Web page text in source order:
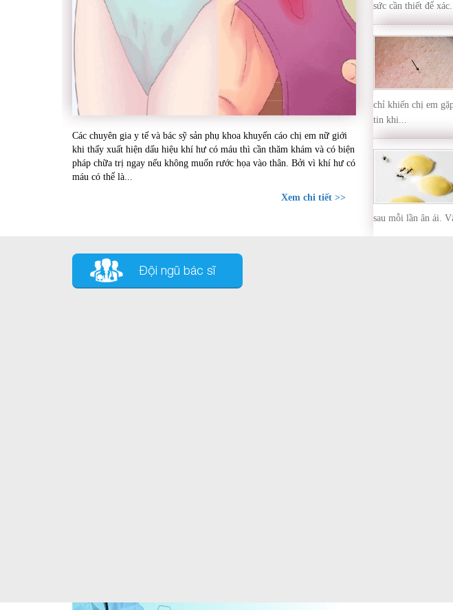
khám ngay nếu không muốn rước họa vào thân
Các chuyên gia y tế và bác sỹ sản phụ khoa khuyến cáo chị em nữ giới
khi thấy xuất hiện dấu hiệu khí hư có máu thì cần thăm khám và có biện
pháp chữa trị ngay nếu không muốn rước họa vào thân. Bởi vì khí hư có
máu có thể là...
Xem chi tiết >>
sức cần thiết để
chỉ khiến chị em
tin khi...
sau mỗi lần ân ái.
Đội ngũ bác sĩ